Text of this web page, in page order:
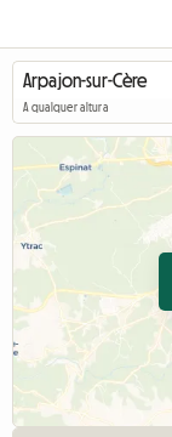
A qualquer altura